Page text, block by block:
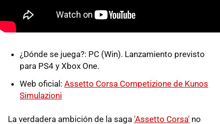
¿Dónde se juega?: PC (Win). Lanzamiento previsto
para PS4 y Xbox One.
Web oficial: Assetto Corsa Competizione de Kunos
Simulazioni
La verdadera ambición de la saga 'Assetto Corsa' no